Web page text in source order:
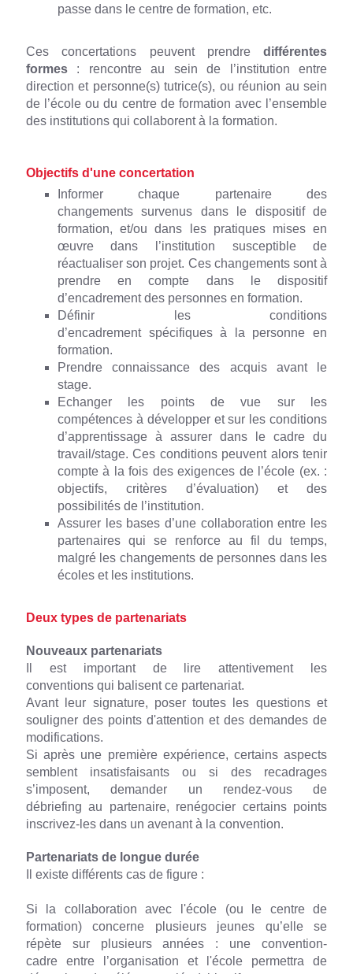
passe dans le centre de formation, etc.
Ces concertations peuvent prendre
différentes
formes: rencontre au sein de l’institution entre
direction et personne(s) tutrice(s), ou réunion au sein
de l’école ou du centre de formation avec l’ensemble
des institutions qui collaborent à la formation.
Objectifs d'une concertation
Informer chaque partenaire des
changements survenus dans le dispositif de
formation, et/ou dans les pratiques mises en
œuvre dans l’institution susceptible de
réactualiser son projet. Ces changements sont à
prendre en compte dans le dispositif
d’encadrement des personnes en formation.
Définir les conditions
d’encadrement spécifiques à la personne en
formation.
Prendre connaissance des acquis avant le
stage.
Echanger les points de vue sur les
compétences à développer et sur les conditions
d’apprentissage à assurer dans le cadre du
travail/stage. Ces conditions peuvent alors tenir
compte à la fois des exigences de l’école (ex. :
objectifs, critères d’évaluation) et des
possibilités de l’institution.
Assurer les bases d’une collaboration entre les
partenaires qui se renforce au fil du temps,
malgré les changements de personnes dans les
écoles et les institutions.
Deux types de partenariats
Nouveaux partenariats
Il est important de lire attentivement les
conventions qui balisent ce partenariat.
Avant leur signature, poser toutes les questions et
souligner des points d'attention et des demandes de
modifications.
Si après une première expérience, certains aspects
semblent insatisfaisants ou si des recadrages
s’imposent, demander un rendez-vous de
débriefing au partenaire, renégocier certains points
inscrivez-les dans un avenant à la convention.
Partenariats de longue durée
Il existe différents cas de figure :
Si la collaboration avec l'école (ou le centre de
formation) concerne plusieurs jeunes qu’elle se
répète sur plusieurs années : une convention-
cadre entre l’organisation et l'école permettra de